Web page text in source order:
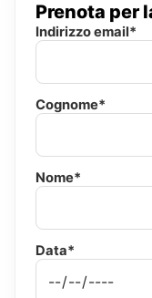
Prenota per
Indirizzo email*
Cognome*
Nome*
Data*